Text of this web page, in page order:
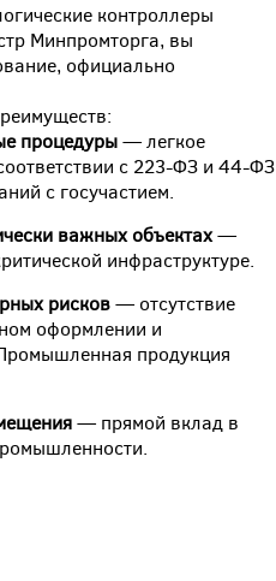
контроллеры
Минпромторга, вы
официально
процедуры— легкое
с 223-ФЗ и 44-ФЗ
с госучастием.
важных объектах—
инфраструктуре.
рисков— отсутствие
оформлении и
продукция
— прямой вклад в